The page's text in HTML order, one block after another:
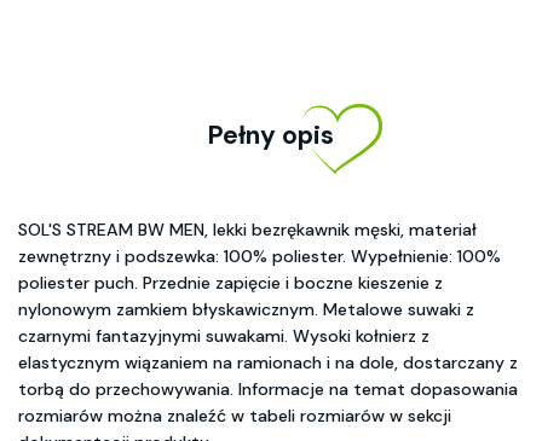
Pełny opis
SOL'S STREAM BW MEN, lekki bezrękawnik męski, materiał
zewnętrzny i podszewka: 100% poliester. Wypełnienie: 100%
poliester puch. Przednie zapięcie i boczne kieszenie z
nylonowym zamkiem błyskawicznym. Metalowe suwaki z
czarnymi fantazyjnymi suwakami. Wysoki kołnierz z
elastycznym wiązaniem na ramionach i na dole, dostarczany z
torbą do przechowywania. Informacje na temat dopasowania
rozmiarów można znaleźć w tabeli rozmiarów w sekcji